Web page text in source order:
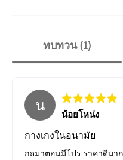
ทบทวน (1)
น น้อยโหน่ง
กางเกงในอนามัย
กดมาตอนมีโปร ราคาดีมากค่ะ ชอบตรงที่ไม่ใส่แล้วไม่รู้สึก